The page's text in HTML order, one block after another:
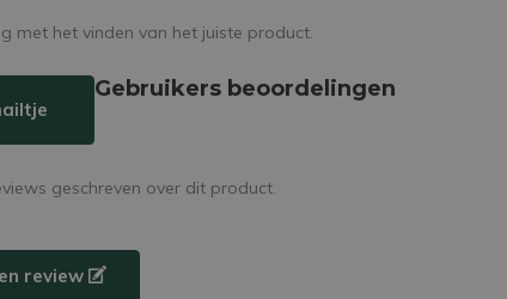
met het vinden van het juiste product.
Gebruikers beoordelingen
geschreven over dit product.
review